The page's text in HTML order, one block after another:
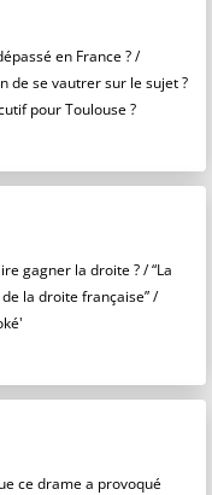
en France ? /
de se vautrer sur le sujet ?
pour Toulouse ?
gagner la droite ? / “La
la droite française” /
ce drame a provoqué